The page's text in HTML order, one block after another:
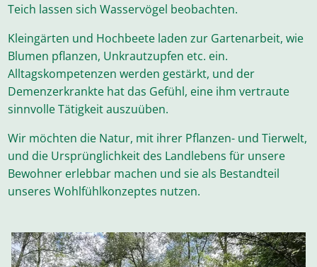
Teich lassen sich Wasservögel beobachten.
Kleingärten und Hochbeete laden zur Gartenarbeit, wie
Blumen pflanzen, Unkrautzupfen etc. ein.
Alltagskompetenzen werden gestärkt, und der
Demenzerkrankte hat das Gefühl, eine ihm vertraute
sinnvolle Tätigkeit auszuüben.
Wir möchten die Natur, mit ihrer Pflanzen- und Tierwelt,
und die Ursprünglichkeit des Landlebens für unsere
Bewohner erlebbar machen und sie als Bestandteil
unseres Wohlfühlkonzeptes nutzen.